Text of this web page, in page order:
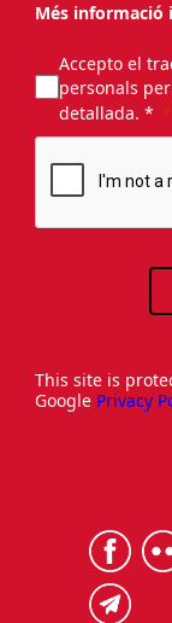
Més informació
Accepto el
personals
detallada. *
This site is
Google Privacy